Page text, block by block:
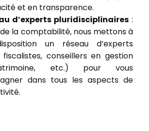
et en transparence.
d’experts pluridisciplinaires :
la comptabilité, nous mettons à
un réseau d’experts
fiscalistes, conseillers en gestion
etc.) pour vous
dans tous les aspects de